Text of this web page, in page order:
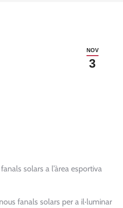
NOV
3
solars a l’àrea esportiva
fanals solars per a il·luminar